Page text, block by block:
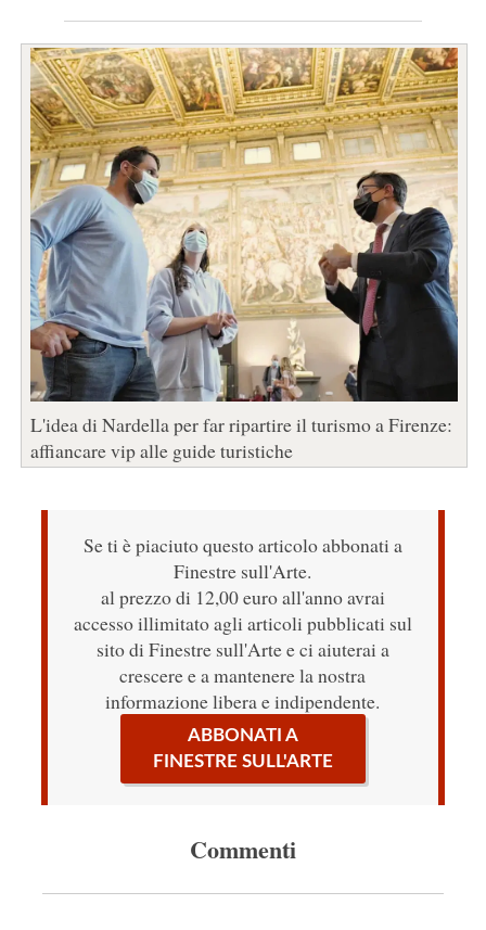
L'idea di Nardella per far ripartire il turismo a Firenze:
affiancare vip alle guide turistiche
Se ti è piaciuto questo articolo abbonati a
Finestre sull'Arte.
al prezzo di 12,00 euro all'anno avrai
accesso illimitato agli articoli pubblicati sul
sito di Finestre sull'Arte e ci aiuterai a
crescere e a mantenere la nostra
informazione libera e indipendente.
ABBONATI A
FINESTRE SULL'ARTE
Commenti